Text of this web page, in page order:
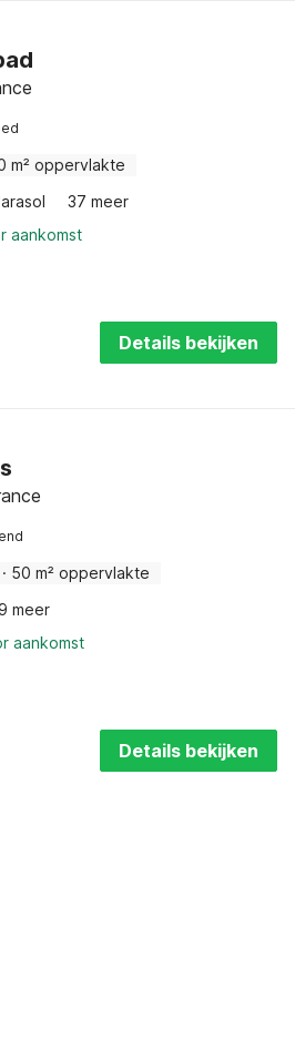
m² oppervlakte
37 meer
aankomst
Details bekijken
· 50 m² oppervlakte
meer
aankomst
Details bekijken